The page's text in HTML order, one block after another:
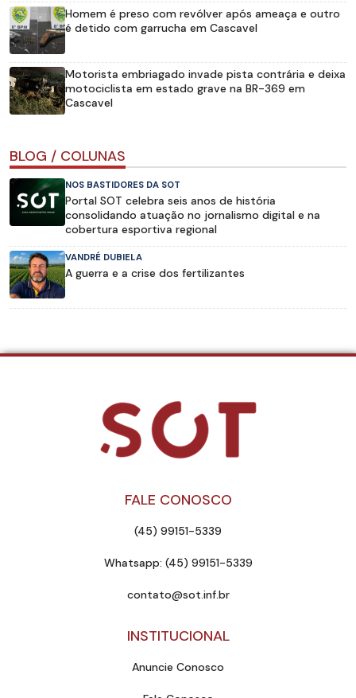
Homem é preso com revólver após ameaça e outro
é detido com garrucha em Cascavel
Motorista embriagado invade pista contrária e deixa
motociclista em estado grave na BR-369 em
Cascavel
BLOG / COLUNAS
NOS BASTIDORES DA SOT
Portal SOT celebra seis anos de história
consolidando atuação no jornalismo digital e na
cobertura esportiva regional
VANDRÉ DUBIELA
A guerra e a crise dos fertilizantes
FALE CONOSCO
(45) 99151-5339
Whatsapp: (45) 99151-5339
contato@sot.inf.br
INSTITUCIONAL
Anuncie Conosco